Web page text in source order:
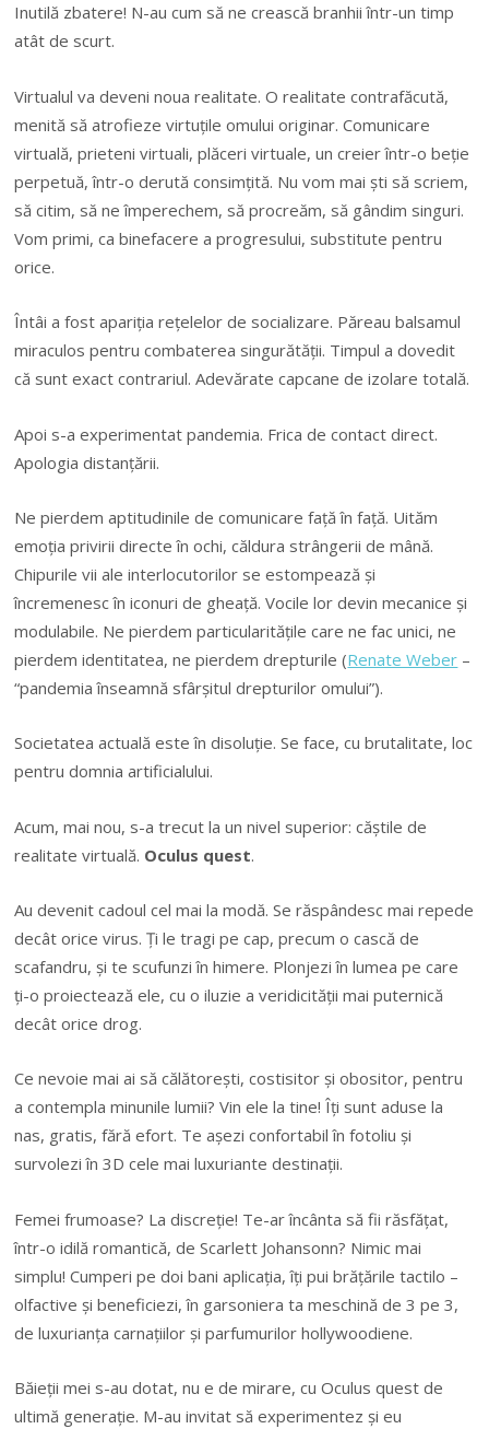
Inutilă zbatere! N-au cum să ne crească branhii într-un timp
atât de scurt.
Virtualul va deveni noua realitate. O realitate contrafăcută,
menită să atrofieze virtuţile omului originar. Comunicare
virtuală, prieteni virtuali, plăceri virtuale, un creier într-o beţie
perpetuă, într-o derută consimţită. Nu vom mai şti să scriem,
să citim, să ne împerechem, să procreăm, să gândim singuri.
Vom primi, ca binefacere a progresului, substitute pentru
orice.
Întâi a fost apariţia reţelelor de socializare. Păreau balsamul
miraculos pentru combaterea singurătăţii. Timpul a dovedit
că sunt exact contrariul. Adevărate capcane de izolare totală.
Apoi s-a experimentat pandemia. Frica de contact direct.
Apologia distanţării.
Ne pierdem aptitudinile de comunicare faţă în faţă. Uităm
emoţia privirii directe în ochi, căldura strângerii de mână.
Chipurile vii ale interlocutorilor se estompează şi
încremenesc în iconuri de gheaţă. Vocile lor devin mecanice şi
modulabile. Ne pierdem particularităţile care ne fac unici, ne
pierdem identitatea, ne pierdem drepturile (Renate Weber –
“pandemia înseamnă sfârşitul drepturilor omului”).
Societatea actuală este în disoluţie. Se face, cu brutalitate, loc
pentru domnia artificialului.
Acum, mai nou, s-a trecut la un nivel superior: căştile de
realitate virtuală. Oculus quest.
Au devenit cadoul cel mai la modă. Se răspândesc mai repede
decât orice virus. Ţi le tragi pe cap, precum o cască de
scafandru, şi te scufunzi în himere. Plonjezi în lumea pe care
ţi-o proiectează ele, cu o iluzie a veridicităţii mai puternică
decât orice drog.
Ce nevoie mai ai să călătoreşti, costisitor şi obositor, pentru
a contempla minunile lumii? Vin ele la tine! Îţi sunt aduse la
nas, gratis, fără efort. Te aşezi confortabil în fotoliu şi
survolezi în 3D cele mai luxuriante destinaţii.
Femei frumoase? La discreţie! Te-ar încânta să fii răsfăţat,
într-o idilă romantică, de Scarlett Johansonn? Nimic mai
simplu! Cumperi pe doi bani aplicaţia, îţi pui brăţările tactilo –
olfactive şi beneficiezi, în garsoniera ta meschină de 3 pe 3,
de luxurianţa carnaţiilor şi parfumurilor hollywoodiene.
Băieţii mei s-au dotat, nu e de mirare, cu Oculus quest de
ultimă generaţie. M-au invitat să experimentez şi eu